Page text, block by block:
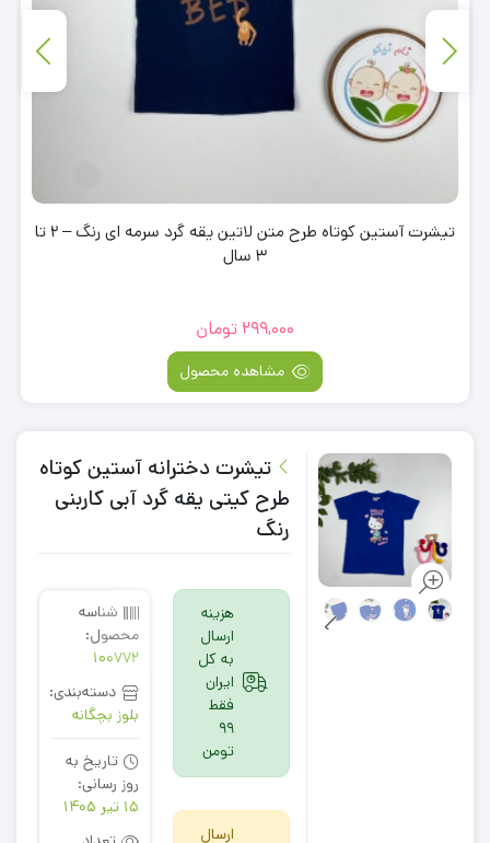
تیشرت آستین کوتاه طرح متن لاتین یقه گرد سرمه ای رنگ – 2 تا
3 سال
299,000 تومان
مشاهده محصول
تیشرت دخترانه آستین کوتاه
طرح کیتی یقه گرد آبی کاربنی
رنگ
هزینه
ارسال
به کل
ایران
فقط
99
تومن
ارسال
شناسه
محصول:
100772
دسته‌بندی:
بلوز بچگانه
تاریخ به
روز رسانی:
15 تیر 1405